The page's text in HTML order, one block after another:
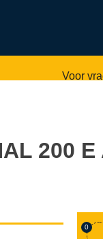
Voor
0
200